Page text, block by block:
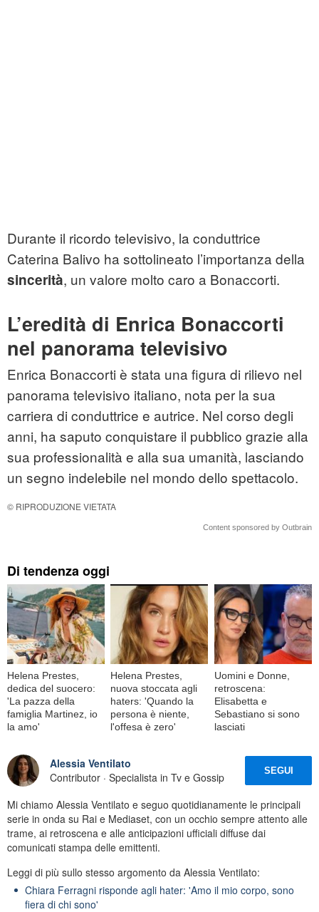
Durante il ricordo televisivo, la conduttrice
Caterina Balivo ha sottolineato l’importanza della
sincerità, un valore molto caro a Bonaccorti.
L’eredità di Enrica Bonaccorti
nel panorama televisivo
Enrica Bonaccorti è stata una figura di rilievo nel
panorama televisivo italiano, nota per la sua
carriera di conduttrice e autrice. Nel corso degli
anni, ha saputo conquistare il pubblico grazie alla
sua professionalità e alla sua umanità, lasciando
un segno indelebile nel mondo dello spettacolo.
© RIPRODUZIONE VIETATA
Content sponsored by Outbrain
Di tendenza oggi
Helena Prestes,
dedica del suocero:
'La pazza della
famiglia Martinez, io
la amo'
Helena Prestes,
nuova stoccata agli
haters: 'Quando la
persona è niente,
l'offesa è zero'
Uomini e Donne,
retroscena:
Elisabetta e
Sebastiano si sono
lasciati
Alessia Ventilato
Contributor · Specialista in Tv e Gossip
SEGUI
Mi chiamo Alessia Ventilato e seguo quotidianamente le principali
serie in onda su Rai e Mediaset, con un occhio sempre attento alle
trame, ai retroscena e alle anticipazioni ufficiali diffuse dai
comunicati stampa delle emittenti.
Leggi di più sullo stesso argomento da Alessia Ventilato:
Chiara Ferragni risponde agli hater: 'Amo il mio corpo, sono
fiera di chi sono'